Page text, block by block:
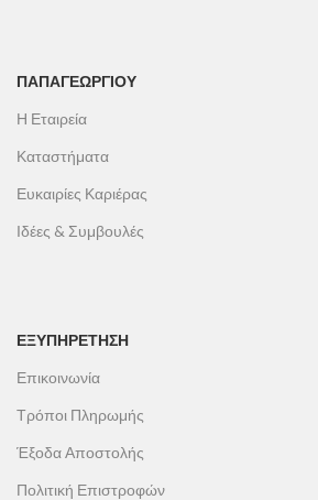
ΠΑΠΑΓΕΩΡΓΊΟΥ
Η Εταιρεία
Καταστήματα
Ευκαιρίες Καριέρας
Ιδέες & Συμβουλές
ΕΞΥΠΗΡΕΤΗΣΗ
Επικοινωνία
Τρόποι Πληρωμής
Έξοδα Αποστολής
Πολιτική Επιστροφών